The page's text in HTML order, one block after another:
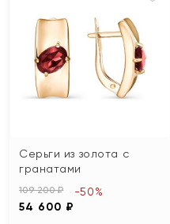
Серьги из золота с
гранатами
109 200 ₽
54 600 ₽
-50%